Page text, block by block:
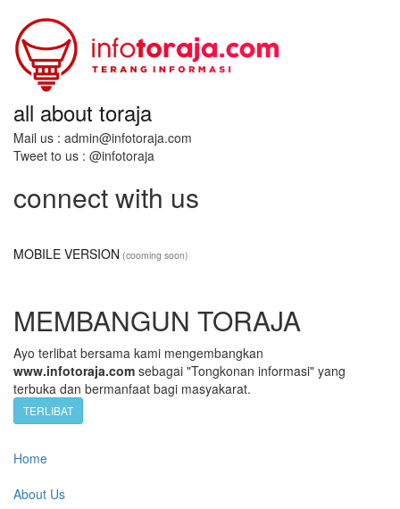
all about toraja
Mail us : admin@infotoraja.com
Tweet to us : @infotoraja
connect with us
MOBILE VERSION (cooming soon)
MEMBANGUN TORAJA
Ayo terlibat bersama kami mengembangkan
www.infotoraja.com sebagai "Tongkonan informasi" yang
terbuka dan bermanfaat bagi masyakarat.
TERLIBAT
Home
About Us